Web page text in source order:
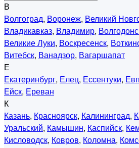
В
Волгоград, Воронеж, Великий
Владикавказ, Владимир,
Великие Луки, Воскресенск,
Витебск, Ванадзор, Вагаршапат
Е
Екатеринбург, Елец, Ессентуки,
Ейск, Ереван
К
Казань, Красноярск, Калининград,
Уральский, Камышин, Каспийск,
Кисловодск, Ковров, Коломна,